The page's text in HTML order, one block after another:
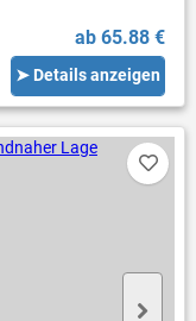
ab 65.88 €
➤ Details anzeigen